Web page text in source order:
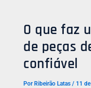
O que faz
de peças
confiável
Por Ribeirão Latas / 11